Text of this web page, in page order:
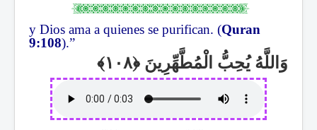
y Dios ama a quienes se purifican. (Quran
9:108).”
وَاللَّهُ يُحِبُّ الْمُطَّهِّرِينَ